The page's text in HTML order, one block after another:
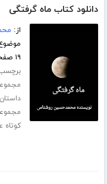
دانلود کتاب ماه گرفتگی
از:
۱۹ صفحه
کوتاه